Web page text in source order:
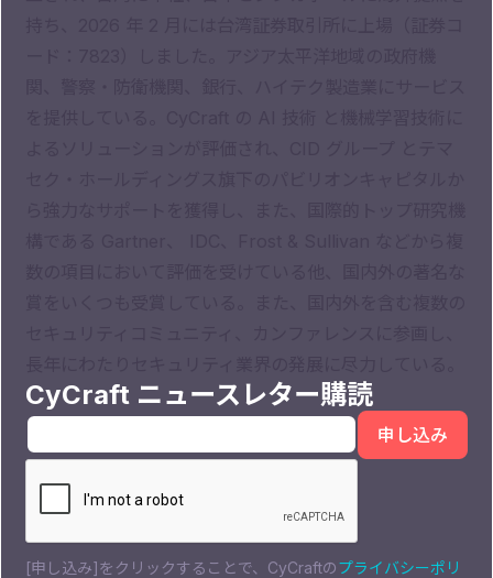
CyCraft ニュースレター購読
[申し込み]をクリックすることで、CyCraftのプライバシーポリ